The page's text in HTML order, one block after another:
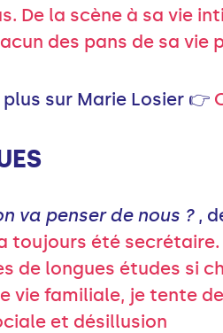
De la scène à sa vie
des pans de sa vie
sur Marie Losier 👉
va penser de nous ?,
toujours été secrétaire.
de longues études si
vie familiale, je tente
et désillusion